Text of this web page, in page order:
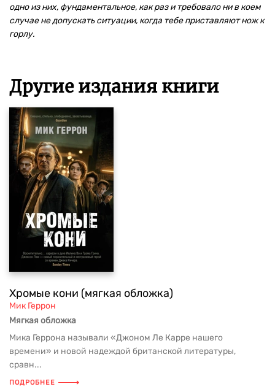
одно из них, фундаментальное, как раз и требовало ни в коем
случае не допускать ситуации, когда тебе приставляют нож к
горлу.
Другие издания книги
Хромые кони (мягкая обложка)
Мик Геррон
Мягкая обложка
Мика Геррона называли «Джоном Ле Карре нашего
времени» и новой надеждой британской литературы,
сравн...
ПОДРОБНЕЕ